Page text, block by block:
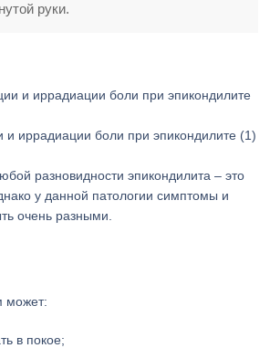
руки.
и иррадиации боли при эпикондилите (1)
разновидности эпикондилита – это
у данной патологии симптомы и
очень разными.
может:
в покое;